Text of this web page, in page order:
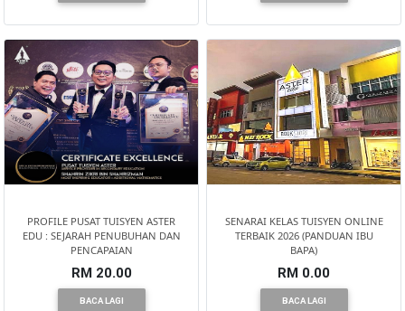
PROFILE PUSAT TUISYEN ASTER
EDU : SEJARAH PENUBUHAN DAN
PENCAPAIAN
RM 20.00
BACA LAGI
SENARAI KELAS TUISYEN ONLINE
TERBAIK 2026 (PANDUAN IBU
BAPA)
RM 0.00
BACA LAGI
BRUNEI(0)